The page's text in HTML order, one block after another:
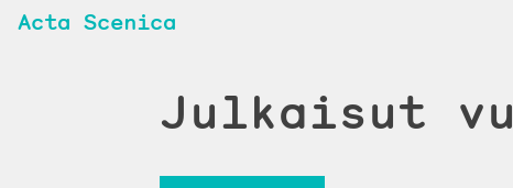
Acta Scenica
Julkaisut